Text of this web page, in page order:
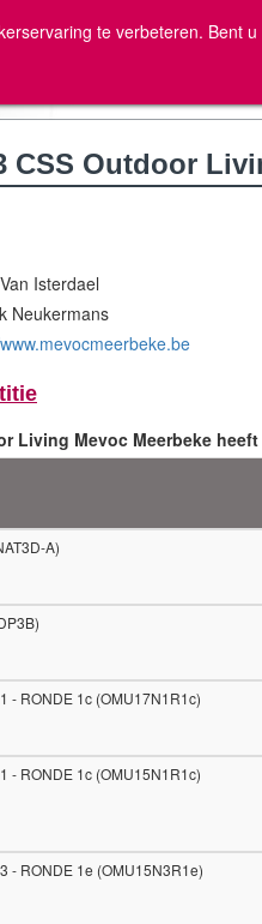
te verbeteren. Bent
CSS Outdoor
Isterdael
Neukermans
Living Mevoc Meerbeke
A)
- RONDE 1c (OMU17N1R1c)
- RONDE 1c (OMU15N1R1c)
- RONDE 1e (OMU15N3R1e)